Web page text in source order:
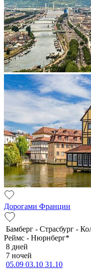
Дорогами Франции
Бамберг - Страсбург -
Реймс - Нюрнберг*
8 дней
7 ночей
05.09 03.10 31.10